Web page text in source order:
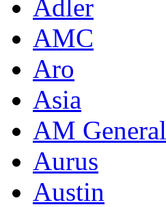
Adler
AMC
Aro
Asia
AM General
Aurus
Austin